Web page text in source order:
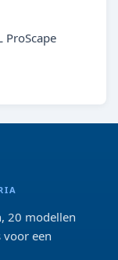
ProScape
20 modellen
een